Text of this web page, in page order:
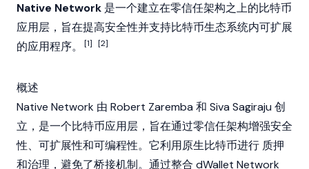
Native Network 是一个建立在零信任架构之上的比特币
应用层，旨在提高安全性并支持比特币生态系统内可扩展
的应用程序。
[1] [2]
概述
Native Network 由 Robert Zaremba 和 Siva Sagiraju 创
立，是一个比特币应用层，旨在通过零信任架构增强安全
性、可扩展性和可编程性。它利用原生比特币进行 质押
和治理，避免了桥接机制。通过整合 dWallet Network